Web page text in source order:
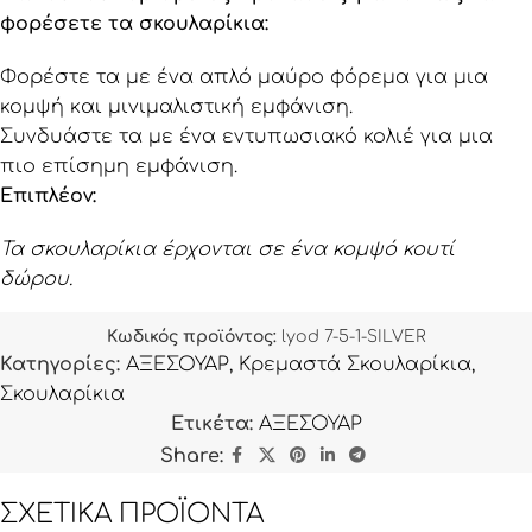
φορέσετε τα σκουλαρίκια:
Φορέστε τα με ένα απλό μαύρο φόρεμα για μια
κομψή και μινιμαλιστική εμφάνιση.
Συνδυάστε τα με ένα εντυπωσιακό κολιέ για μια
πιο επίσημη εμφάνιση.
Επιπλέον:
Τα σκουλαρίκια έρχονται σε ένα κομψό κουτί
δώρου.
Κωδικός προϊόντος: lyod 7-5-1-SILVER
Κατηγορίες: ΑΞΕΣΟΥΑΡ, Κρεμαστά Σκουλαρίκια,
Σκουλαρίκια
Ετικέτα: ΑΞΕΣΟΥΑΡ
Share:
ΣΧΕΤΙΚΆ ΠΡΟΪΌΝΤΑ